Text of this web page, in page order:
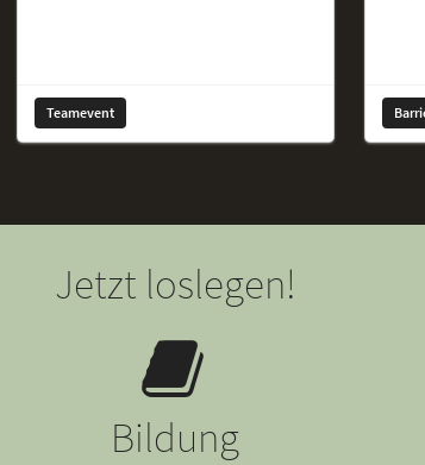
Teamevent
Jetzt loslegen!
Bildung